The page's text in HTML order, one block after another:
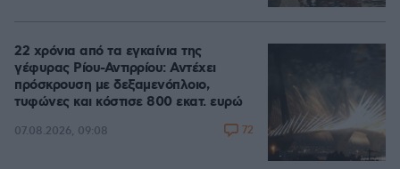
22 χρόνια από τα εγκαίνια της
γέφυρας Ρίου-Αντιρρίου: Αντέχει
πρόσκρουση με δεξαμενόπλοιο,
τυφώνες και κόστισε 800 εκατ. ευρώ
07.08.2026, 09:08 72